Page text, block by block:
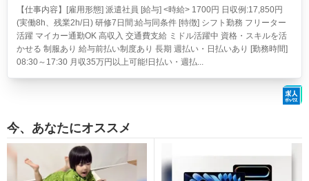
【仕事内容】[雇用形態] 派遣社員 [給与] <時給> 1700円 日収例:17,850円
(実働8h、残業2h/日) 研修7日間:給与同条件 [特徴] シフト勤務 フリーター
活躍 マイカー通勤OK 高収入 交通費支給 ミドル活躍中 資格・スキルを活
かせる 制服あり 給与前払い制度あり 長期 週払い・日払いあり [勤務時間]
08:30～17:30 月収35万円以上可能!日払い・週払...
今、あなたにオススメ